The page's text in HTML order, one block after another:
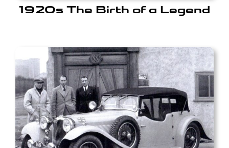
1920s The Birth of a Legend